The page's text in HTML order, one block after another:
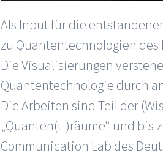
Als Input für die
zu Quantentechnologien
Die Visualisierungen
Quantentechnologie durch
Die Arbeiten sind Teil der
„Quanten(t-)räume“ und bis
Communication Lab des